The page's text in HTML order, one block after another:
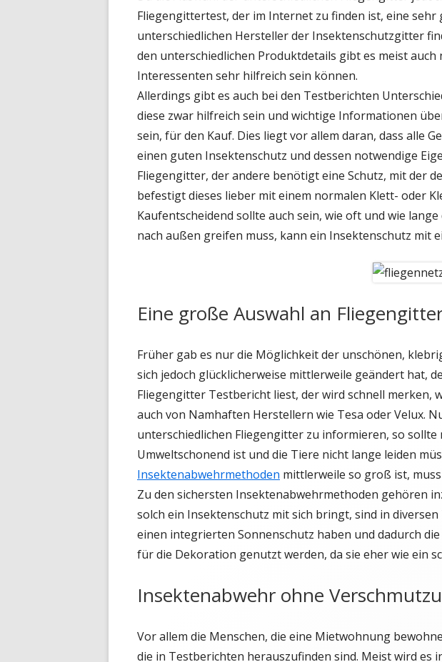
Fliegengittertest, der im Internet zu finden ist, eine
unterschiedlichen Hersteller der Insektenschutzgitter
den unterschiedlichen Produktdetails gibt es meist
Interessenten sehr hilfreich sein können.
Allerdings gibt es auch bei den Testberichten
diese zwar hilfreich sein und wichtige Informationen
sein, für den Kauf. Dies liegt vor allem daran, dass alle
einen guten Insektenschutz und dessen notwendige
Fliegengitter, der andere benötigt eine Schutz, mit der
befestigt dieses lieber mit einem normalen Klett- oder
Kaufentscheidend sollte auch sein, wie oft und wie
nach außen greifen muss, kann ein Insektenschutz mit
Eine große Auswahl an
Früher gab es nur die Möglichkeit der unschönen,
sich jedoch glücklicherweise mittlerweile geändert hat,
Fliegengitter Testbericht liest, der wird schnell merken,
auch von Namhaften Herstellern wie Tesa oder Velux.
unterschiedlichen Fliegengitter zu informieren, so
Umweltschonend ist und die Tiere nicht lange leiden
Insektenabwehrmethoden mittlerweile so groß ist,
Zu den sichersten Insektenabwehrmethoden gehören
solch ein Insektenschutz mit sich bringt, sind in
einen integrierten Sonnenschutz haben und dadurch
für die Dekoration genutzt werden, da sie eher wie ein
Insektenabwehr ohne
Vor allem die Menschen, die eine Mietwohnung
die in Testberichten herauszufinden sind. Meist wird